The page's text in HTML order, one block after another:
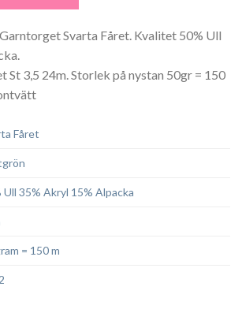
Svarta Fåret. Kvalitet 50% Ull
3,5 24m. Storlek på nystan 50gr = 150
Fåret
Ull 35% Akryl 15% Alpacka
= 150 m